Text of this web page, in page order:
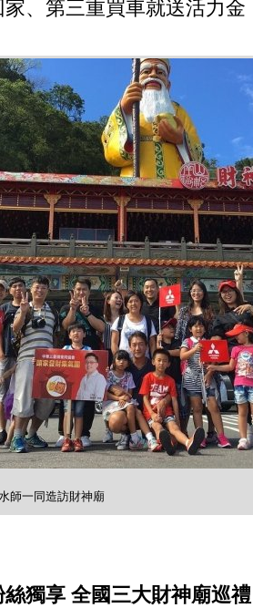
、第三重買車就送活力
師一同造訪財神廟
獨享 全國三大財神廟巡